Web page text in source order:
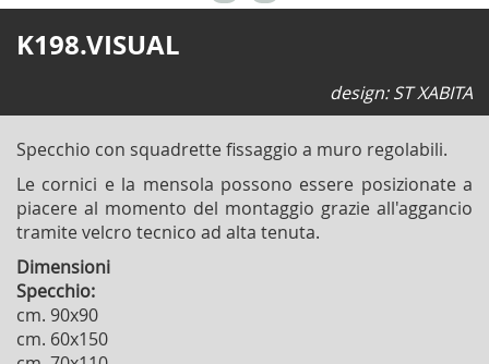
K198.VISUAL
design: ST XABITA
Specchio con squadrette fissaggio a muro regolabili.
Le cornici e la mensola possono essere posizionate a
piacere al momento del montaggio grazie all'aggancio
tramite velcro tecnico ad alta tenuta.
Dimensioni
Specchio:
cm. 90x90
cm. 60x150